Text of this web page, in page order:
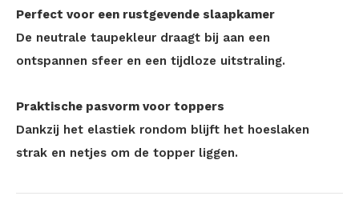
Perfect voor een rustgevende slaapkamer
De neutrale taupekleur draagt bij aan een
ontspannen sfeer en een tijdloze uitstraling.
Praktische pasvorm voor toppers
Dankzij het elastiek rondom blijft het hoeslaken
strak en netjes om de topper liggen.